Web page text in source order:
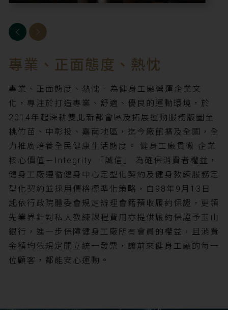
專業、正面態度、熱忱
專業、正面態度、熱忱 - 為健身工廠營運企業文
化，專注於打造專業、舒適、優良的運動環境，於
2014年起深耕雙北新都會區及拓展運動服務版圖至
桃竹苗、中彰投、嘉南地區，迄今廠館擴及全國，全
力推廣培養全民健康生活態度。 健身工廠貫徹 企業
核心價值－Integrity 「誠信」 為確保消費者權益，
健身工廠遵循健身中心定型化契約及健身教練服務定
型化契約並採用價格標準化策略，自98年9月13日
起依行政院體委會規定辦理會籍預收履約保證，更領
先業界針對私人教練課程費用亦提供履約保證予玉山
銀行，進一步保障健身工廠所有會員的權益，且消費
金額均依規定開立統一發票，讓前來健身工廠的每一
位顧客，都能安心運動。